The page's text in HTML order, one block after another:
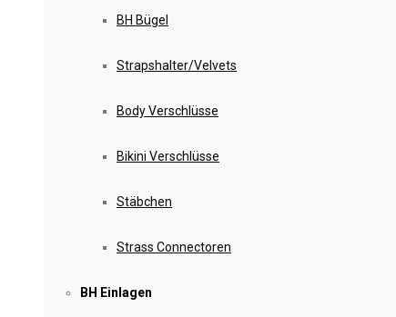
BH Bügel
Strapshalter/Velvets
Body Verschlüsse
Bikini Verschlüsse
Stäbchen
Strass Connectoren
BH Einlagen